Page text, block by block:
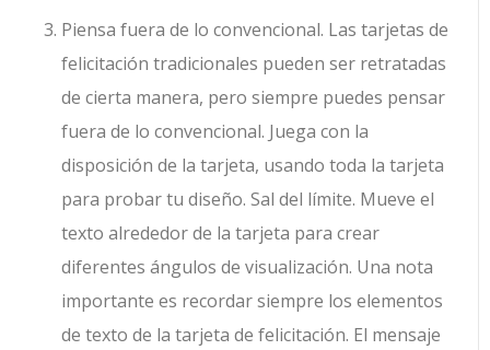
Piensa fuera de lo convencional. Las tarjetas de
felicitación tradicionales pueden ser retratadas
de cierta manera, pero siempre puedes pensar
fuera de lo convencional. Juega con la
disposición de la tarjeta, usando toda la tarjeta
para probar tu diseño. Sal del límite. Mueve el
texto alrededor de la tarjeta para crear
diferentes ángulos de visualización. Una nota
importante es recordar siempre los elementos
de texto de la tarjeta de felicitación. El mensaje